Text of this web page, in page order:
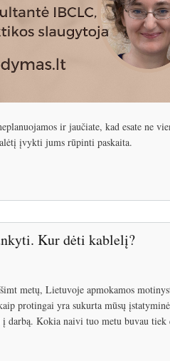
ir jaučiate, kad esate ne
įvykti jums rūpinti paskaita.
Kur dėti kablelį?
metų, Lietuvoje apmokamos
protingai yra sukurta mūsų
Kokia naivi tuo metu buvau